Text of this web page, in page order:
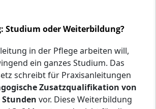
Studium oder Weiterbildung?
in der Pflege arbeiten will,
ein ganzes Studium. Das
schreibt für Praxisanleitungen
Zusatzqualifikation von
Stunden vor. Diese Weiterbildung